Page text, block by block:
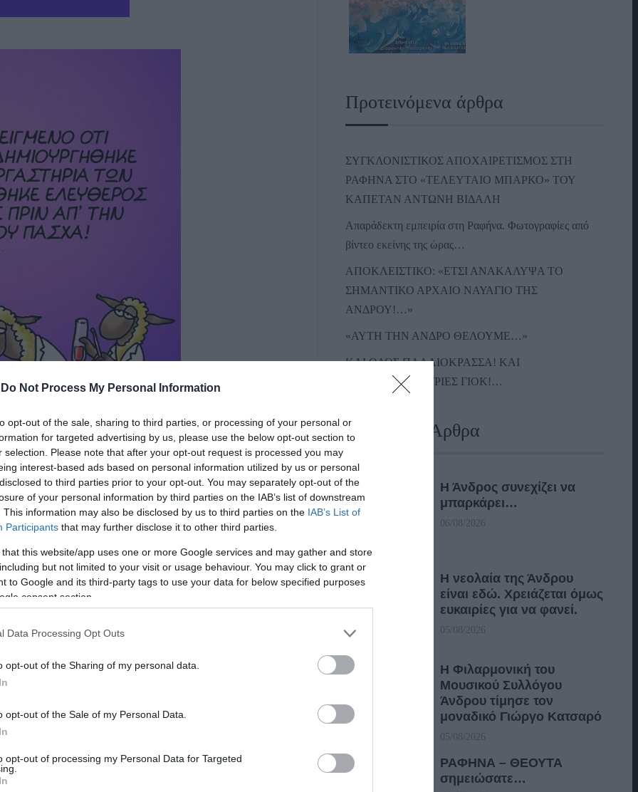
Do Not Process My Personal Information
opt-out of the sale, sharing to third parties, or processing of your personal or
for targeted advertising by us, please use the below opt-out section to
selection. Please note that after your opt-out request is processed you may
interest-based ads based on personal information utilized by us or personal
to third parties prior to your opt-out. You may separately opt-out of the
of your personal information by third parties on the IAB’s list of downstream
This information may also be disclosed by us to third parties on the IAB’s List of
Participants that may further disclose it to other third parties.
that this website/app uses one or more Google services and may gather and store
but not limited to your visit or usage behaviour. You may click to grant or
to Google and its third-party tags to use your data for below specified purposes
consent section.
Data Processing Opt Outs
opt-out of the Sharing of my personal data.
opt-out of the Sale of my Personal Data.
opt-out of processing my Personal Data for Targeted
Περιγράφει με σπαρταριστό τρόπο την περιπέτεια να πας
στο σάιτ προς τέρψη όλων που τραβάμε κάτι
το πούμε αλλιώς: γελάτε κάνει καλό – ΕΝ ΑΝΔΡΩ)
μάρκετ. Κατά τη διαδρομή ρίχναμε κλεφτές ματιές
με την σύντροφό μου, έχοντας αναλάβει ο καθένας
στα τυριά.
Πήραμε, όμως, ένα κιβώτιο βότκα. Θα πίνουμε
και τα ανεβάσαμε σπίτι. Ρίξαμε έναν καυγά στο
να μπούμε. Τα αποθέσαμε στο μπαλκόνι. Είκοσι
κι αυτά. Μολυσμένα και τα ρούχα μας. Μ’
ξύσω.
Προτεινόμενα άρθρα
ΣΥΓΚΛΟΝΙΣΤΙΚΟΣ ΑΠΟΧΑΙΡΕΤΙΣΜΟΣ ΣΤΗ
ΡΑΦΗΝΑ ΣΤΟ «ΤΕΛΕΥΤΑΙΟ ΜΠΑΡΚΟ» ΤΟΥ
ΚΑΠΕΤΑΝ ΑΝΤΩΝΗ ΒΙΔΑΛΗ
Απαράδεκτη εμπειρία στη Ραφήνα. Φωτογραφίες από
βίντεο εκείνης της ώρας…
ΑΠΟΚΛΕΙΣΤΙΚΟ: «ΕΤΣΙ ΑΝΑΚΑΛΥΨΑ ΤΟ
ΣΗΜΑΝΤΙΚΟ ΑΡΧΑΙΟ ΝΑΥΑΓΙΟ ΤΗΣ
ΑΝΔΡΟΥ!…»
«ΑΥΤΗ ΤΗΝ ΑΝΔΡΟ ΘΕΛΟΥΜΕ…»
ΚΑΙ ΟΔΟΣ ΠΑΛΑIΟΚΡΑΣΣΑ! ΚΑΙ
ΑΝΕΜΟΓΕΝΝΗΤΡΙΕΣ ΓΙΟΚ!…
Πρόσφατα Άρθρα
Η Άνδρος συνεχίζει να
μπαρκάρει…
06/08/2026
Η νεολαία της Άνδρου
είναι εδώ. Χρειάζεται όμως
ευκαιρίες για να φανεί.
05/08/2026
Η Φιλαρμονική του
Μουσικού Συλλόγου
Άνδρου τίμησε τον
μοναδικό Γιώργο Κατσαρό
05/08/2026
ΡΑΦΗΝΑ – ΘΕΟΥΤΑ
σημειώσατε…